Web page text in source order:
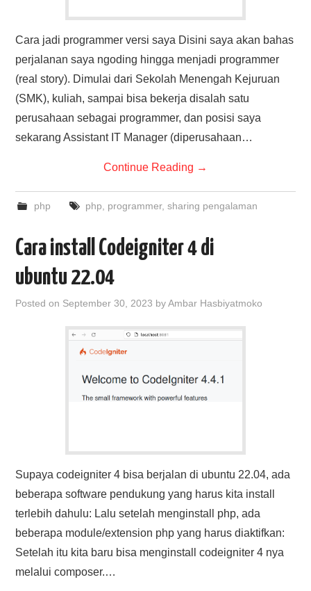
Cara jadi programmer versi saya Disini saya akan bahas
perjalanan saya ngoding hingga menjadi programmer
(real story). Dimulai dari Sekolah Menengah Kejuruan
(SMK), kuliah, sampai bisa bekerja disalah satu
perusahaan sebagai programmer, dan posisi saya
sekarang Assistant IT Manager (diperusahaan…
Continue Reading →
php php programmer, sharing pengalaman
Cara install Codeigniter 4 di
ubuntu 22.04
Posted on September 30, 2023 byAmbar Hasbiyatmoko
Supaya codeigniter 4 bisa berjalan di ubuntu 22.04, ada
beberapa software pendukung yang harus kita install
terlebih dahulu: Lalu setelah menginstall php, ada
beberapa module/extension php yang harus diaktifkan:
Setelah itu kita baru bisa menginstall codeigniter 4 nya
melalui composer.…